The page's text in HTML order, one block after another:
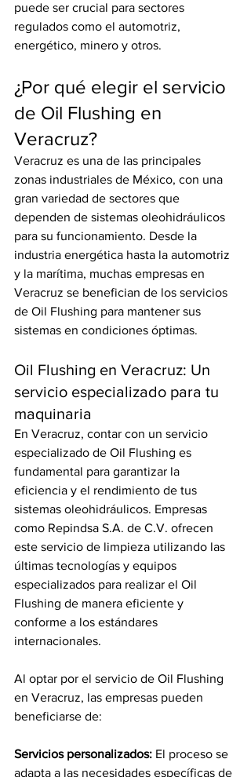
puede ser crucial para sectores
regulados como el automotriz,
energético, minero y otros.
¿Por qué elegir el servicio
de Oil Flushing en
Veracruz?
Veracruz es una de las principales
zonas industriales de México, con una
gran variedad de sectores que
dependen de sistemas oleohidráulicos
para su funcionamiento. Desde la
industria energética hasta la automotriz
y la marítima, muchas empresas en
Veracruz se benefician de los servicios
de Oil Flushing para mantener sus
sistemas en condiciones óptimas.
Oil Flushing en Veracruz: Un
servicio especializado para tu
maquinaria
En Veracruz, contar con un servicio
especializado de Oil Flushing es
fundamental para garantizar la
eficiencia y el rendimiento de tus
sistemas oleohidráulicos. Empresas
como Repindsa S.A. de C.V. ofrecen
este servicio de limpieza utilizando las
últimas tecnologías y equipos
especializados para realizar el Oil
Flushing de manera eficiente y
conforme a los estándares
internacionales.
Al optar por el servicio de Oil Flushing
en Veracruz, las empresas pueden
beneficiarse de:
Servicios personalizados: El proceso se
adapta a las necesidades específicas de